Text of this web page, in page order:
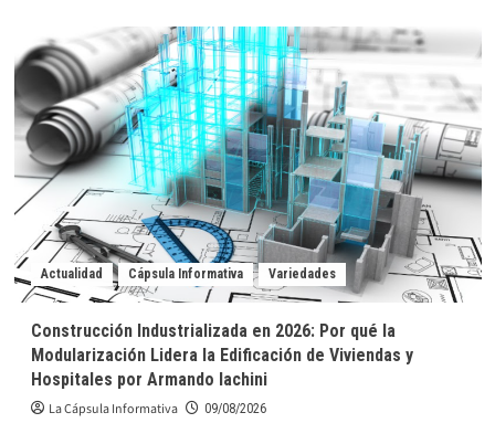
Venezuela
se
titula
campeona
invicta
en
Copa
Panamericana
Voleibol
U17
Actualidad Cápsula Informativa Variedades
Construcción Industrializada en 2026: Por qué la
Modularización Lidera la Edificación de Viviendas y
Hospitales por Armando Iachini
La Cápsula Informativa 09/08/2026